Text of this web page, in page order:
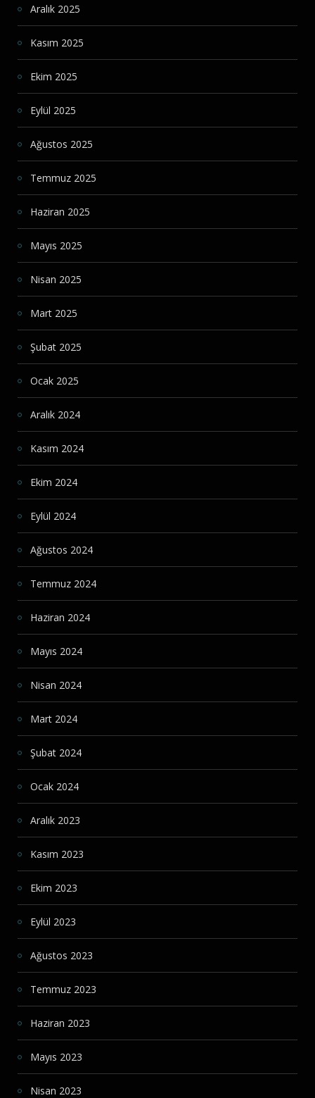
Aralık 2025
Kasım 2025
Ekim 2025
Eylül 2025
Ağustos 2025
Temmuz 2025
Haziran 2025
Mayıs 2025
Nisan 2025
Mart 2025
Şubat 2025
Ocak 2025
Aralık 2024
Kasım 2024
Ekim 2024
Eylül 2024
Ağustos 2024
Temmuz 2024
Haziran 2024
Mayıs 2024
Nisan 2024
Mart 2024
Şubat 2024
Ocak 2024
Aralık 2023
Kasım 2023
Ekim 2023
Eylül 2023
Ağustos 2023
Temmuz 2023
Haziran 2023
Mayıs 2023
Nisan 2023